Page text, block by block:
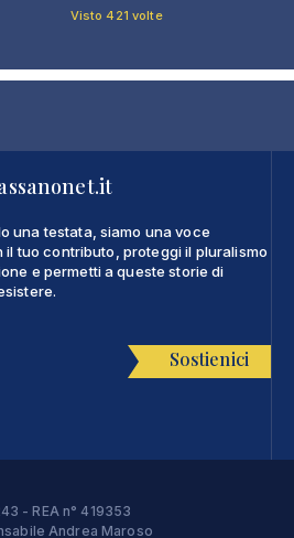
Visto 421 volte
una testata, siamo una voce
il tuo contributo, proteggi il pluralismo
e permetti a queste storie di
Sostienici
- REA n° 419353
Andrea Maroso